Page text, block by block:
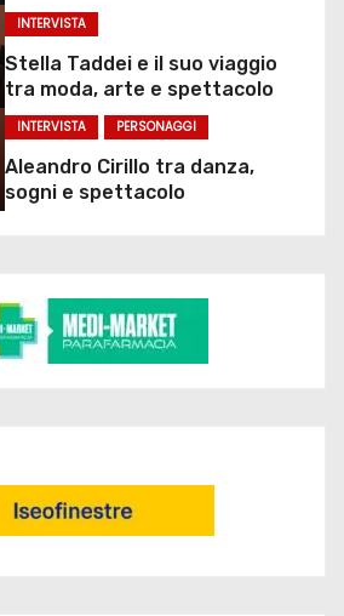
INTERVISTA
Stella Taddei e il suo viaggio
tra moda, arte e spettacolo
INTERVISTA PERSONAGGI
Aleandro Cirillo tra danza,
sogni e spettacolo